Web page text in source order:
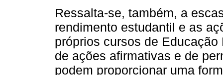
Ressalta-se, também, a
rendimento estudantil e as
próprios cursos de
de ações afirmativas e de
podem proporcionar uma